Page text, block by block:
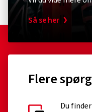
Så se her
Flere
Du